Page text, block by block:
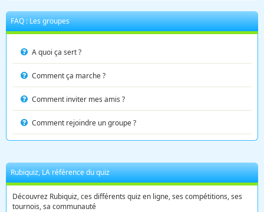
FAQ : Les groupes
A quoi ça sert ?
Comment ça marche ?
Comment inviter mes amis ?
Comment rejoindre un groupe ?
Rubiquiz, LA référence du quiz
Découvrez Rubiquiz, ces différents quiz en ligne, ses compétitions, ses
tournois, sa communauté